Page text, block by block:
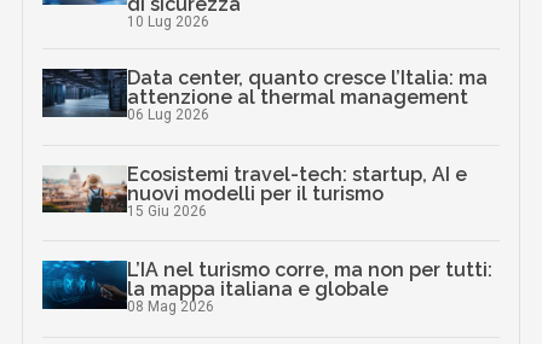
di sicurezza
10 Lug 2026
Data center, quanto cresce l’Italia: ma
attenzione al thermal management
06 Lug 2026
Ecosistemi travel-tech: startup, AI e
nuovi modelli per il turismo
15 Giu 2026
L’IA nel turismo corre, ma non per tutti:
la mappa italiana e globale
08 Mag 2026